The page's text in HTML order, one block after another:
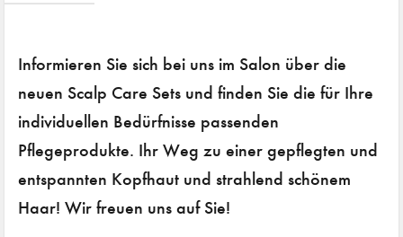
Informieren Sie sich bei uns im Salon über die
neuen Scalp Care Sets und finden Sie die für Ihre
individuellen Bedürfnisse passenden
Pflegeprodukte. Ihr Weg zu einer gepflegten und
entspannten Kopfhaut und strahlend schönem
Haar! Wir freuen uns auf Sie!